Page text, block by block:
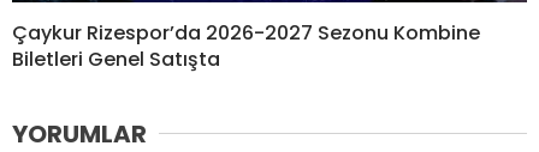
Çaykur Rizespor’da 2026-2027 Sezonu Kombine
Biletleri Genel Satışta
YORUMLAR